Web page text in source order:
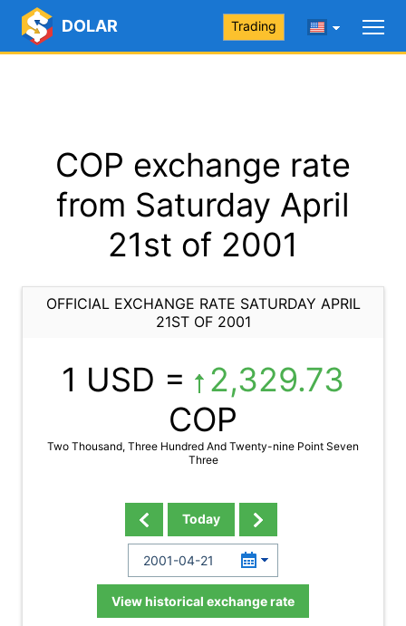
DOLAR Trading
COP exchange rate
from Saturday April
21st of 2001
OFFICIAL EXCHANGE RATE SATURDAY APRIL
21ST OF 2001
1 USD =
2,329.73
COP
Two Thousand, Three Hundred And Twenty-nine Point Seven
Three
Today
View historical exchange rate